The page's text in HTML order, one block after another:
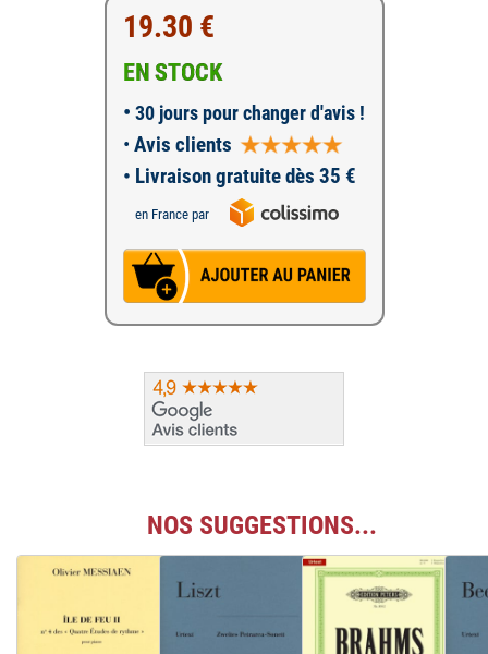
19.30 €
EN STOCK
• 30 jours pour changer d'avis !
• Avis clients
• Livraison gratuite dès 35 €
en France par
NOS SUGGESTIONS...